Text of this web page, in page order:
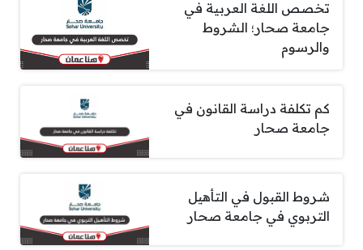
تخصص اللغة العربية في
جامعة صحار؛ الشروط
والرسوم
كم تكلفة دراسة القانون في
جامعة صحار
شروط القبول في التأهيل
التربوي في جامعة صحار